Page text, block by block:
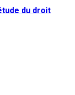
du droit